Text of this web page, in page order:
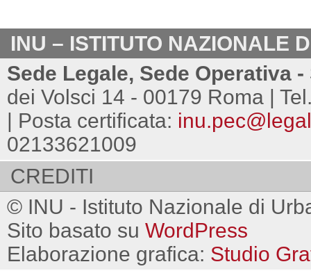
INU – ISTITUTO NAZIONALE
Sede Legale, Sede Operativa
dei Volsci 14 - 00179 Roma |
| Posta certificata:
02133621009
CREDITI
© INU - Istituto Nazionale di
Sito basato su WordPress
Elaborazione grafica: Studio